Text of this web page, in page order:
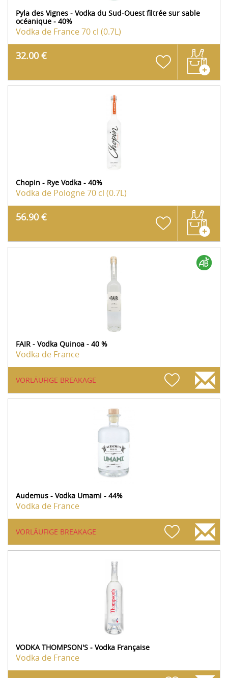
Pyla des Vignes - Vodka du Sud-Ouest filtrée sur sable
océanique - 40%
Vodka de France70 cl (0.7L)
32.00 €
Chopin - Rye Vodka - 40%
Vodka de Pologne70 cl (0.7L)
56.90 €
FAIR - Vodka Quinoa - 40 %
Vodka de France
VORLÄUFIGE BREAKAGE
Audemus - Vodka Umami - 44%
Vodka de France
VORLÄUFIGE BREAKAGE
VODKA THOMPSON'S - Vodka Française
Vodka de France